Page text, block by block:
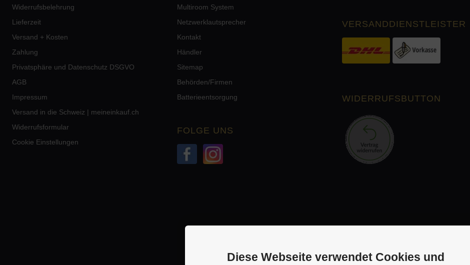
Widerrufsbelehrung
Lieferzeit
Versand + Kosten
Zahlung
Privatsphäre und Datenschutz DSGVO
AGB
Impressum
Versand in die Schweiz | meineinkauf.ch
Widerrufsformular
Cookie Einstellungen
Multiroom System
Netzwerklautsprecher
Kontakt
Händler
Sitemap
Behörden/Firmen
Batterieentsorgung
FOLGE UNS
VERSANDDIENSTLEISTER
WIDERRUFSBUTTON
Diese Webseite verwendet Cookies und